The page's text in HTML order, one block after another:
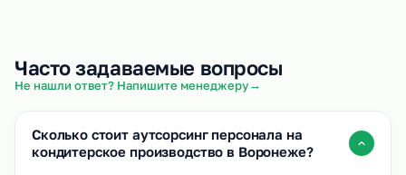
Часто задаваемые вопросы
Не нашли ответ? Напишите менеджеру→
Сколько стоит аутсорсинг персонала на
кондитерское производство в Воронеже?